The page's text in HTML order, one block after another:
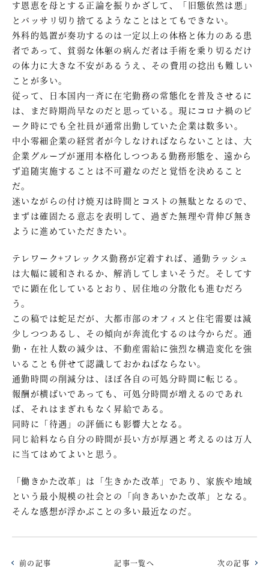
す恩恵を母とする正論を振りかざして、「旧態依然は悪」
とバッサリ切り捨てるようなことはとてもできない。
外科的処置が奏功するのは一定以上の体格と体力のある患
者であって、貧弱な体躯の病んだ者は手術を乗り切るだけ
の体力に大きな不安があるうえ、その費用の捻出も難しい
ことが多い。
従って、日本国内一斉に在宅勤務の常態化を普及させるに
は、まだ時期尚早なのだと思っている。現にコロナ禍のピ
ーク時にでも全社員が通常出勤していた企業は数多い。
中小零細企業の経営者が今しなければならないことは、大
企業グループが運用本格化しつつある勤務形態を、遠から
ず追随実施することは不可避なのだと覚悟を決めること
だ。
迷いながらの付け焼刃は時間とコストの無駄となるので、
まずは確固たる意志を表明して、過ぎた無理や背伸び無き
ように進めていただきたい。
テレワーク+フレックス勤務が定着すれば、通勤ラッシュ
は大幅に緩和されるか、解消してしまいそうだ。そしてす
でに顕在化しているとおり、居住地の分散化も進むだろ
う。
この稿では蛇足だが、大都市部のオフィスと住宅需要は減
少しつつあるし、その傾向が奔流化するのは今からだ。通
勤・在社人数の減少は、不動産需給に強烈な構造変化を強
いることも併せて認識しておかねばならない。
通勤時間の削減分は、ほぼ各自の可処分時間に転じる。
報酬が横ばいであっても、可処分時間が増えるのであれ
ば、それはまぎれもなく昇給である。
同時に「待遇」の評価にも影響大となる。
同じ給料なら自分の時間が長い方が厚遇と考えるのは万人
に当てはめてよいと思う。
「働きかた改革」は「生きかた改革」であり、家族や地域
という最小規模の社会との「向きあいかた改革」となる。
そんな感想が浮かぶことの多い最近なのだ。
前の記事 記事一覧へ 次の記事